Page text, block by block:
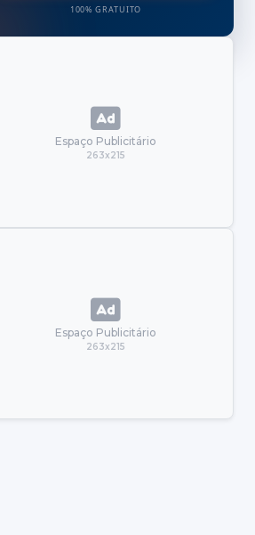
100% GRATUITO
Espaço Publicitário
263x215
Espaço Publicitário
263x215